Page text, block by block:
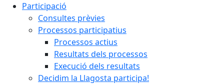
Participació
Consultes prèvies
Processos participatius
Processos actius
Resultats dels processos
Execució dels resultats
Decidim la Llagosta participa!